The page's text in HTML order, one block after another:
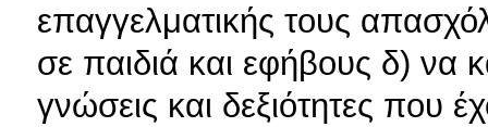
επαγγελματικής τους
σε παιδιά και εφήβους δ) να
γνώσεις και δεξιότητες που